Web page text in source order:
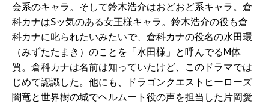
会系のキャラ。そして鈴木浩介はおどおど系キャラ。倉
科カナはSッ気のある女王様キャラ。鈴木浩介の役も倉
科カナに叱られたいみたいで、倉科カナの役名の水田環
（みずたたまき）のことを「水田様」と呼んでるM体
質。倉科カナは名前は知っていたけど、このドラマでは
じめて認識した。他にも、ドラゴンクエストヒーローズ
闇竜と世界樹の城でヘルムート役の声を担当した片岡愛